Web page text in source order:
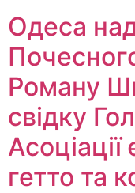
Одеса
Роману
свідку
Асоціації
гетто та